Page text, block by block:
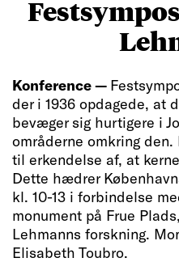
Konference —
der i 1936 opdagede, at
bevæger sig hurtigere i
områderne omkring
til erkendelse af, at
Dette hædrer
kl. 10-13 i forbindelse
monument på Frue
Lehmanns forskning.
Elisabeth Toubro.